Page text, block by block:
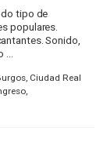
tipo de
populares.
Sonido,
Ciudad Real